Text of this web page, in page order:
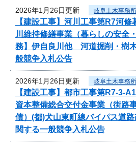
2026年1月26日更新 岐阜土木事務所
【建設工事】河川工事第R7河
川維持修繕事業（暮らしの安全
務】伊自良川他 河道掘削・樹
般競争入札公告
2026年1月26日更新 岐阜土木事務所
【建設工事】都市工事第R7-3-
資本整備総合交付金事業（街路
債）(都)犬山東町線バイパス道
関する一般競争入札公告